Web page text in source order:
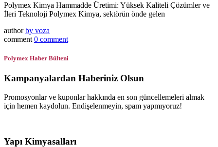
Polymex Kimya Hammadde Üretimi: Yüksek Kaliteli Çözümler ve
İleri Teknoloji Polymex Kimya, sektörün önde gelen
authorby voza
comment 0 comment
Polymex Haber Bülteni
Kampanyalardan Haberiniz Olsun
Promosyonlar ve kuponlar hakkında en son güncellemeleri almak
için hemen kaydolun. Endişelenmeyin, spam yapmıyoruz!
Yapı Kimyasalları